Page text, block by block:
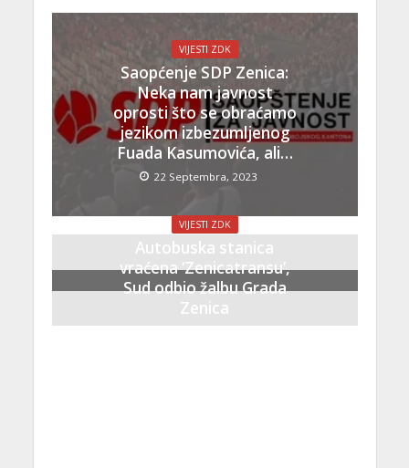
VIJESTI ZDK
Saopćenje SDP Zenica:
Neka nam javnost
oprosti što se obraćamo
jezikom izbezumljenog
Fuada Kasumovića, ali…
22 Septembra, 2023
VIJESTI ZDK
Autobuska stanica
vraćena ‘Zenicatransu’,
Sud odbio žalbu Grada
Zenica